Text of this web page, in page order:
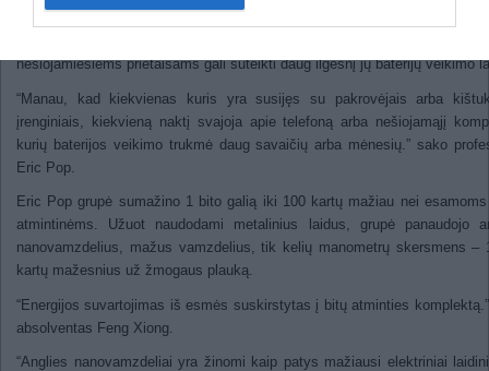
nešiojamiesiems prietaisams gali suteikti daug ilgesnį jų baterijų veikimo
“Manau, kad kiekvienas kuris yra susijęs su pakrovėjais arba
įrenginiais, kiekvieną naktį svajoja apie telefoną arba nešiojamąjį
kurių baterijos veikimo trukmė daug savaičių arba mėnesių.” sako
Eric Pop.
Eric Pop grupė sumažino 1 bito galią iki 100 kartų mažiau nei
atmintinėms. Užuot naudodami metalinius laidus, grupė panaudojo
nanovamzdelius, mažus vamzdelius, tik kelių manometrų skersmens –
kartų mažesnius už žmogaus plauką.
“Energijos suvartojimas iš esmės suskirstytas į bitų atminties
absolventas Feng Xiong.
“Anglies nanovamzdeliai yra žinomi kaip patys mažiausi elektriniai